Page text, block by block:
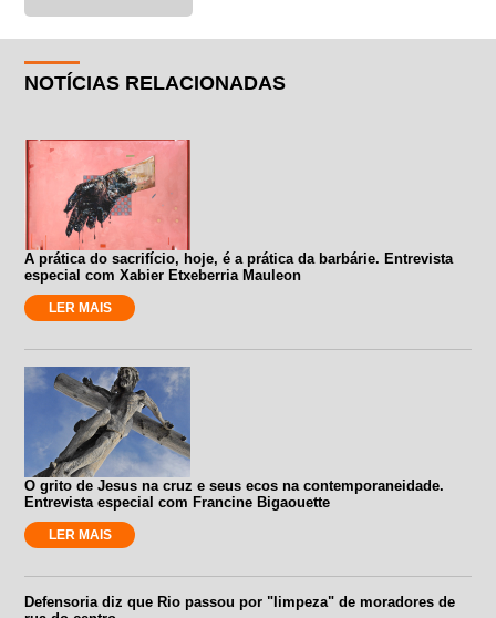
NOTÍCIAS RELACIONADAS
A prática do sacrifício, hoje, é a prática da barbárie. Entrevista
especial com Xabier Etxeberria Mauleon
LER MAIS
O grito de Jesus na cruz e seus ecos na contemporaneidade.
Entrevista especial com Francine Bigaouette
LER MAIS
Defensoria diz que Rio passou por "limpeza" de moradores de